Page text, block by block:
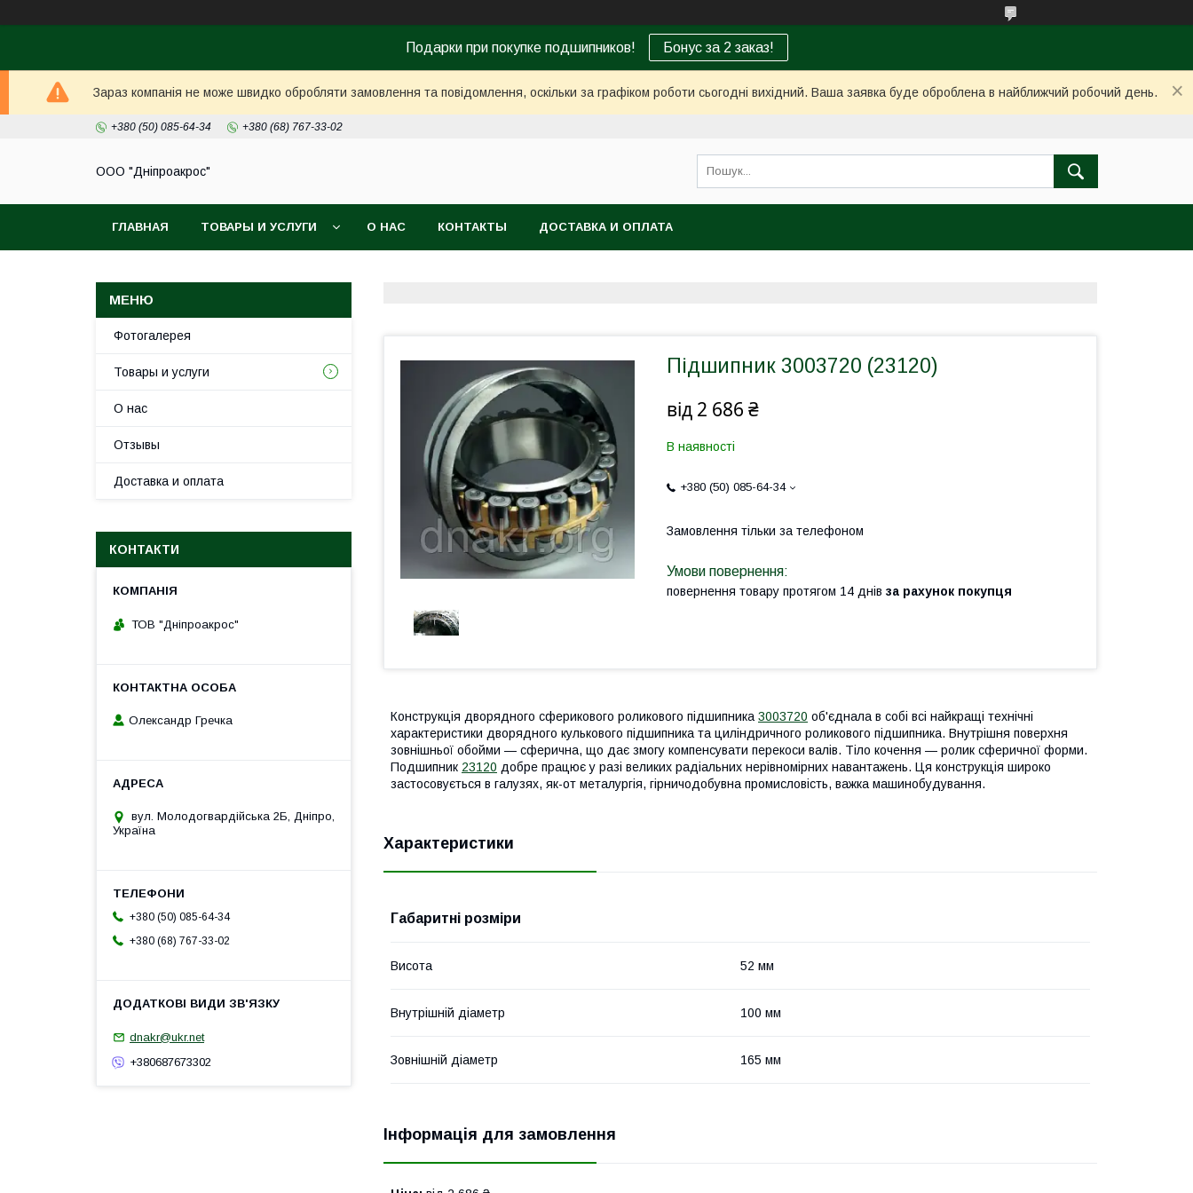
Подарки при покупке подшипников! Бонус за 2 заказ!
Зараз компанія не може швидко обробляти замовлення та повідомлення, оскільки за графіком роботи сьогодні вихідний. Ваша заявка буде оброблена в найближчий робочий день.
+380 (50) 085-64-34 +380 (68) 767-33-02
ООО "Дніпроакрос"
ГЛАВНАЯ ТОВАРЫ И УСЛУГИ О НАС КОНТАКТЫ ДОСТАВКА И ОПЛАТА
Підшипник 3003720 (23120)
від 2 686 ₴
В наявності
+380 (50) 085-64-34
Замовлення тільки за телефоном
повернення товару протягом 14 днів за рахунок покупця
Конструкція дворядного сферикового роликового підшипника 3003720 об'єднала в собі всі найкращі технічні
характеристики дворядного кулькового підшипника та циліндричного роликового підшипника. Внутрішня поверхня
зовнішньої обойми — сферична, що дає змогу компенсувати перекоси валів. Тіло кочення — ролик сферичної форми.
Подшипник 23120 добре працює у разі великих радіальних нерівномірних навантажень. Ця конструкція широко
застосовується в галузях, як-от металургія, гірничодобувна промисловість, важка машинобудування.
Характеристики
Габаритні розміри
Висота 52 мм
Внутрішній діаметр 100 мм
Зовнішній діаметр 165 мм
Інформація для замовлення
Фотогалерея
Товары и услуги
О нас
Отзывы
Доставка и оплата
КОНТАКТИ
ТОВ "Дніпроакрос"
Олександр Гречка
вул. Молодогвардійська 2Б, Дніпро,
Україна
+380 (50) 085-64-34
+380 (68) 767-33-02
dnakr@ukr.net
+380687673302